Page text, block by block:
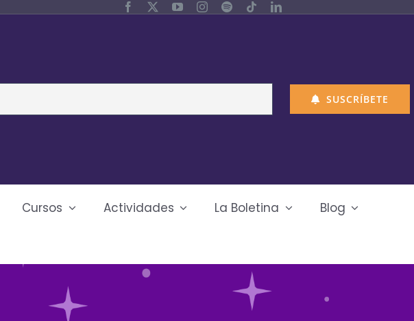
SUSCRÍBETE
Cursos Actividades La Boletina
Blog